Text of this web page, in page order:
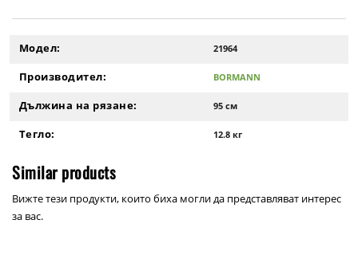
Модел: 21964
Производител: BORMANN
Дължина на рязане: 95 см
Тегло: 12.8 кг
Similar products
Вижте тези продукти, които биха могли да представляват интерес
за вас.